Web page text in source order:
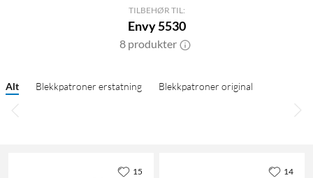
TILBEHØR TIL:
Envy 5530
8 produkter
Alt Blekkpatroner erstatning Blekkpatroner original
15 14